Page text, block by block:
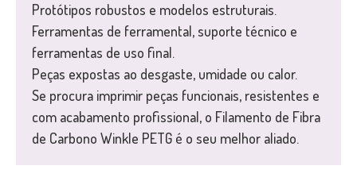
Protótipos robustos e modelos estruturais.
Ferramentas de ferramental, suporte técnico e
ferramentas de uso final.
Peças expostas ao desgaste, umidade ou calor.
Se procura imprimir peças funcionais, resistentes e
com acabamento profissional, o Filamento de Fibra
de Carbono Winkle PETG é o seu melhor aliado.